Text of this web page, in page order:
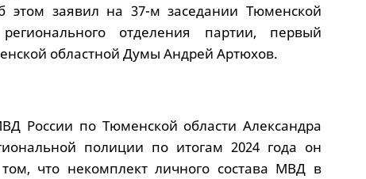
заявил на 37-м заседании Тюменской
отделения партии, первый
областной Думы Андрей Артюхов.
России по Тюменской области Александра
полиции по итогам 2024 года он
что некомплект личного состава МВД в